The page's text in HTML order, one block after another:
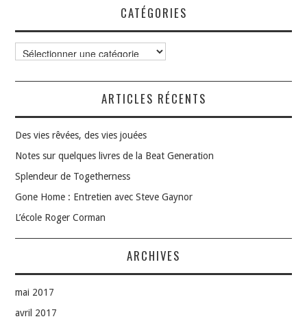
CATÉGORIES
Catégories
ARTICLES RÉCENTS
Des vies rêvées, des vies jouées
Notes sur quelques livres de la Beat Generation
Splendeur de Togetherness
Gone Home : Entretien avec Steve Gaynor
L’école Roger Corman
ARCHIVES
mai 2017
avril 2017